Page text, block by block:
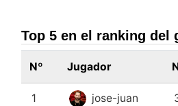
Top 5 en el ranking del
Nº Jugador
1 jose-juan